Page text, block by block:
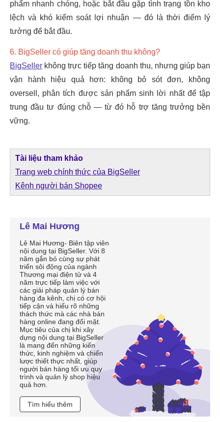
Lê Mai Hương
Lê Mai Hương- Biên tập viên
nội dung tại BigSeller. Với 8
năm gắn bó cùng sự phát
triển sôi động của ngành
Thương mại điện tử và 4
năm trực tiếp làm việc với
các giải pháp quản lý bán
hàng đa kênh, chị có cơ hội
tiếp cận và hiểu rõ những
thách thức mà các nhà bán
hàng online đang đối mặt.
Mục tiêu của chị khi xây
dựng nội dung tại BigSeller
là mang đến những kiến
thức, kinh nghiệm và chiến
lược thiết thực nhất, giúp
người bán hàng tối ưu quy
trình và quản lý shop hiệu
quả hơn.
Tìm hiểu thêm